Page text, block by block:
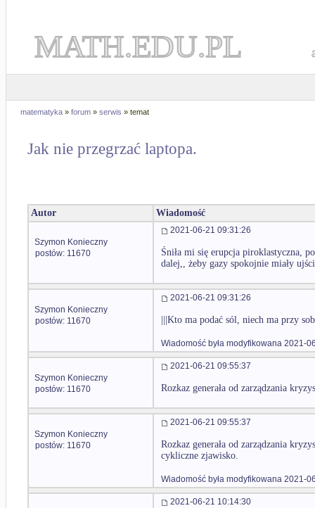
MATH.EDU.PL
matematyka » forum » serwis » temat
Jak nie przegrzać laptopa.
Autor Wiadomość
Szymon Konieczny
postów: 11670
2021-06-21 09:31:26
Śniła mi się erupcja piroklastyczna,
dalej,, żeby gazy spokojnie miały
Szymon Konieczny
postów: 11670
2021-06-21 09:31:26
|||Kto ma podać sól, niech ma przy
Wiadomość była modyfikowana 2021-
Szymon Konieczny
postów: 11670
2021-06-21 09:55:37
Rozkaz generała od zarządzania
Szymon Konieczny
postów: 11670
2021-06-21 09:55:37
Rozkaz generała od zarządzania
cykliczne zjawisko.
Wiadomość była modyfikowana 2021-
2021-06-21 10:14:30